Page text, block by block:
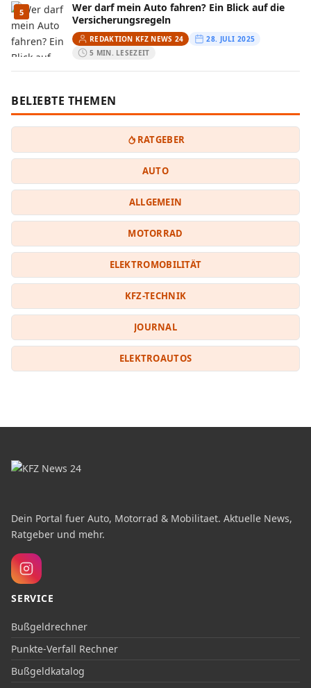
5
Wer darf mein Auto fahren? Ein Blick auf die
Versicherungsregeln
REDAKTION KFZ NEWS 24
28. JULI 2025
5 MIN. LESEZEIT
BELIEBTE THEMEN
RATGEBER
AUTO
ALLGEMEIN
MOTORRAD
ELEKTROMOBILITÄT
KFZ-TECHNIK
JOURNAL
ELEKTROAUTOS
Dein Portal fuer Auto, Motorrad & Mobilitaet. Aktuelle News,
Ratgeber und mehr.
SERVICE
Bußgeldrechner
Punkte-Verfall Rechner
Bußgeldkatalog